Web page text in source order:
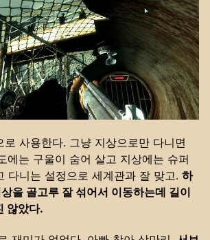
로 사용한다. 그냥 지상으로만 다니면
에는 구울이 숨어 살고 지상에는 슈퍼
다니는 설정으로 세계관과 잘 맞고. 하
을 골고루 잘 섞어서 이동하는데 길이
않았다.